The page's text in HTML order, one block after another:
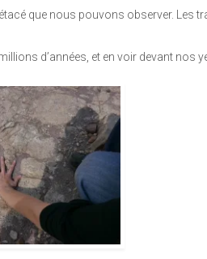
que nous pouvons observer. Les
d’années, et en voir devant nos